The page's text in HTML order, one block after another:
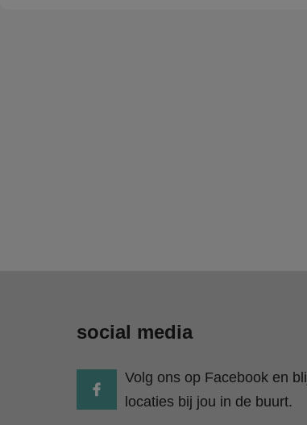
social media
Volg ons op Facebook en
locaties bij jou in de buurt.